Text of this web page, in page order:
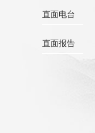
直面电台
直面报告